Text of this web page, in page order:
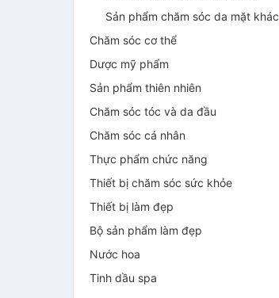
Sản phẩm chăm sóc da mặt khác
Chăm sóc cơ thể
Dược mỹ phẩm
Sản phẩm thiên nhiên
Chăm sóc tóc và da đầu
Chăm sóc cá nhân
Thực phẩm chức năng
Thiết bị chăm sóc sức khỏe
Thiết bị làm đẹp
Bộ sản phẩm làm đẹp
Nước hoa
Tinh dầu spa